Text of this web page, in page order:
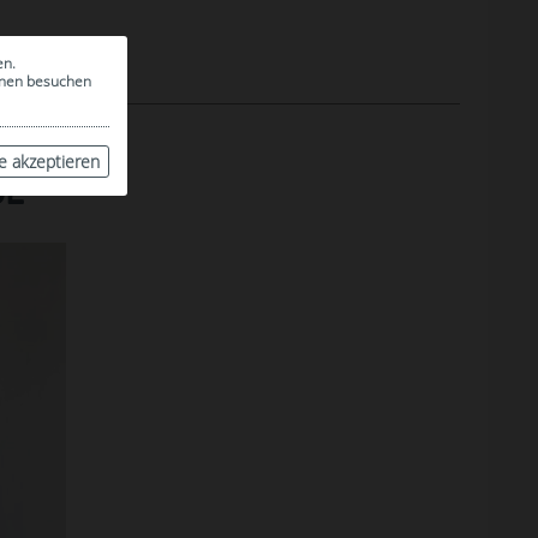
besuchen
akzeptieren